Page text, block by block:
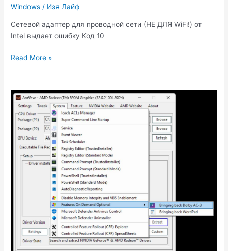
Windows / Изя Лайф
Сетевой адаптер для проводной сети (НЕ ДЛЯ WiFi!) от
Intel выдает ошибку Код 10
Intel
запуск
этого
устройства
невозможен
10
решение
Read More »